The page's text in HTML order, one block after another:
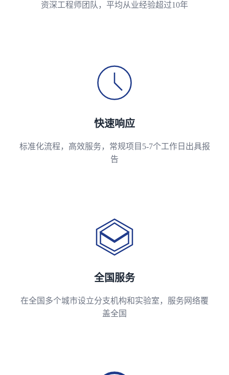
资深工程师团队，平均从业经验超过10年
快速响应
标准化流程，高效服务，常规项目5-7个工作日出具报
告
全国服务
在全国多个城市设立分支机构和实验室，服务网络覆
盖全国